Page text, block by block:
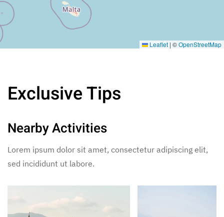
Leaflet | ©OpenStreetMap
Exclusive Tips
Nearby Activities
Lorem ipsum dolor sit amet, consectetur adipiscing elit,
sed incididunt ut labore.